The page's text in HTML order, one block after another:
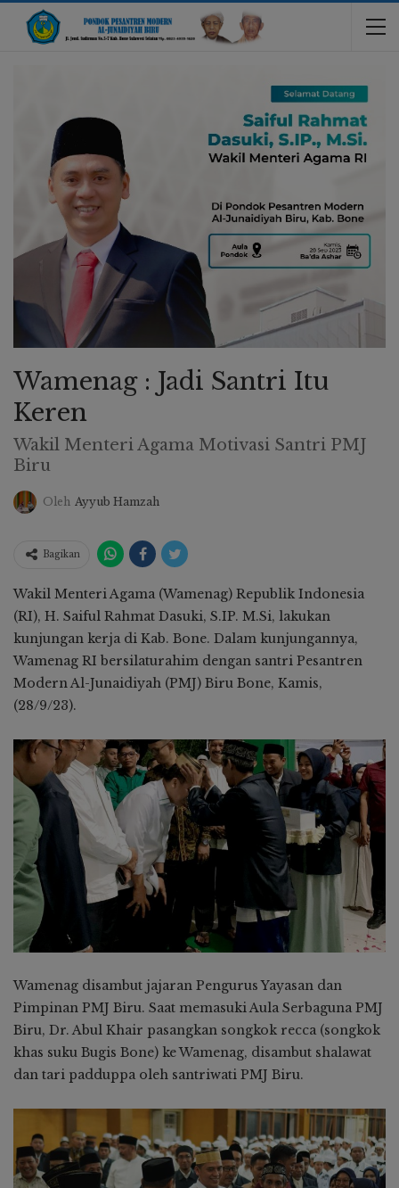
Wamenag : Jadi Santri Itu
Keren
Wakil Menteri Agama Motivasi Santri PMJ
Biru
Oleh Ayyub Hamzah
Bagikan
Wakil Menteri Agama (Wamenag) Republik Indonesia
(RI), H. Saiful Rahmat Dasuki, S.IP. M.Si, lakukan
kunjungan kerja di Kab. Bone. Dalam kunjungannya,
Wamenag RI bersilaturahim dengan santri Pesantren
Modern Al-Junaidiyah (PMJ) Biru Bone, Kamis,
(28/9/23).
Wamenag disambut jajaran Pengurus Yayasan dan
Pimpinan PMJ Biru. Saat memasuki Aula Serbaguna PMJ
Biru, Dr. Abul Khair pasangkan songkok recca (songkok
khas suku Bugis Bone) ke Wamenag, disambut shalawat
dan tari padduppa oleh santriwati PMJ Biru.